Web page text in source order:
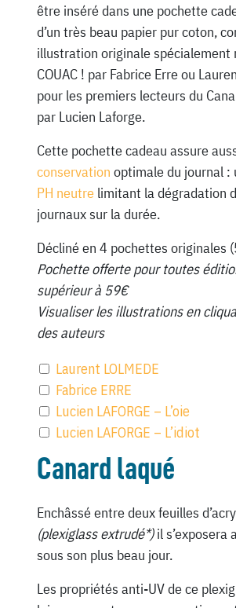
être inséré dans une pochette
d’un très beau papier pur coton,
illustration originale spécialement
COUAC ! par Fabrice Erre ou
pour les premiers lecteurs du
par Lucien Laforge.
Cette pochette cadeau assure
conservation optimale du journal :
PH neutrelimitant la dégradation
journaux sur la durée.
Décliné en 4 pochettes originales
Pochette offerte pour toutes
supérieur à 59€
Visualiser les illustrations en
des auteurs
Laurent LOLMEDE
Fabrice ERRE
Lucien LAFORGE – L’oie
Lucien LAFORGE – L’idiot
Canard laqué
Enchâssé entre deux feuilles
(plexiglass extrudé*)il s’exposera
sous son plus beau jour.
Les propriétés anti-UV de ce